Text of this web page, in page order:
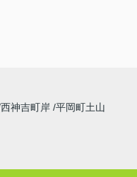
西神吉町岸 平岡町土山